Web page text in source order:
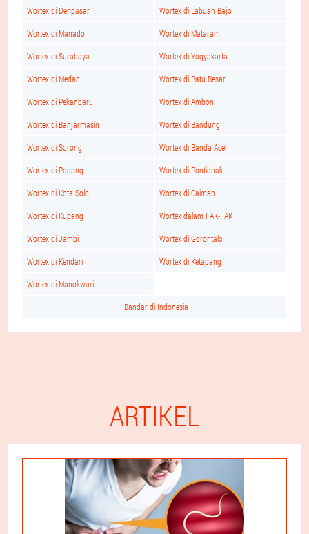
Wortex di Denpasar Wortex di Labuan Bajo
Wortex di Manado Wortex di Mataram
Wortex di Surabaya Wortex di Yogyakarta
Wortex di Medan Wortex di Batu Besar
Wortex di Pekanbaru Wortex di Ambon
Wortex di Banjarmasin Wortex di Bandung
Wortex di Sorong Wortex di Banda Aceh
Wortex di Padang Wortex di Pontianak
Wortex di Kota Solo Wortex di Caiman
Wortex di Kupang Wortex dalam FAK-FAK
Wortex di Jambi Wortex di Gorontalo
Wortex di Kendari Wortex di Ketapang
Wortex di Manokwari
Bandar di Indonesia
ARTIKEL